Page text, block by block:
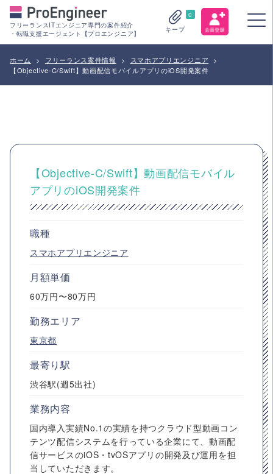
フリーランスITエンジニア専門の案件紹介
・転職支援エージェント【プロエンジニア】
0
キープ
ホーム > フリーランス案件情報 > スマホアプリエンジニア
>
【Objective-C/Swift】動画配信モバイルアプリのiOS開発案件
【Objective-C/Swift】動画配信モバイル
アプリのiOS開発案件
職種
スマホアプリエンジニア
月額単価
60万円〜80万円
勤務エリア
東京都
最寄り駅
渋谷駅(週5出社)
業務内容
国内導入実績No.1の実績を持つクラウド型動画コン
テンツ配信システムを行っている企業にて、動画配
信サービスのiOS・tvOSアプリの開発及び運用を担
当していただきます。